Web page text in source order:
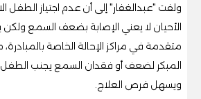
ولفت "عبدالغفار" إلى أن عدم اجتياز الطفل
الأحيان لا يعني الإصابة بضعف السمع
متقدمة في مراكز الإحالة الخاصة
المبكر لضعف أو فقدان السمع يجنب الطفل
ويسهل فرص العلاج.